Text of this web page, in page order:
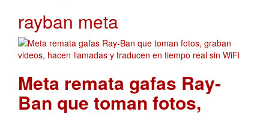
rayban meta
Meta remata gafas Ray-
Ban que toman fotos,